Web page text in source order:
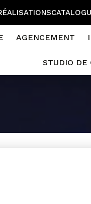
AGENCEMENT
STUDIO DE